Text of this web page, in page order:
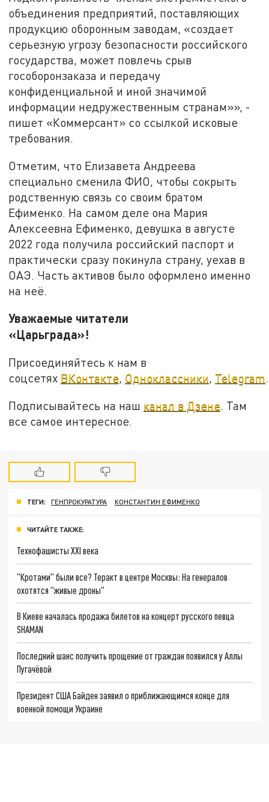
объединения предприятий, поставляющих
продукцию оборонным заводам, «создает
серьезную угрозу безопасности российского
государства, может повлечь срыв
гособоронзаказа и передачу
конфиденциальной и иной значимой
информации недружественным странам»», -
пишет «Коммерсант» со ссылкой исковые
требования.
Отметим, что Елизавета Андреева
специально сменила ФИО, чтобы сокрыть
родственную связь со своим братом
Ефименко. На самом деле она Мария
Алексеевна Ефименко, девушка в августе
2022 года получила российский паспорт и
практически сразу покинула страну, уехав в
ОАЭ. Часть активов было оформлено именно
на неё.
Уважаемые читатели
«Царьграда»!
Присоединяйтесь к нам в
соцсетях ВКонтакте, Одноклассники, Telegram.
Подписывайтесь на наш канал в Дзене . Там
все самое интересное.
ТЕГИ: ГЕНПРОКУРАТУРА КОНСТАНТИН ЕФИМЕНКО
ЧИТАЙТЕ ТАКЖЕ:
Технофашисты XXI века
"Кротами" были все? Теракт в центре Москвы: На генералов
охотятся "живые дроны"
В Киеве началась продажа билетов на концерт русского певца
SHAMAN
Последний шанс получить прощение от граждан появился у Аллы
Пугачёвой
Президент США Байден заявил о приближающимся конце для
военной помощи Украине